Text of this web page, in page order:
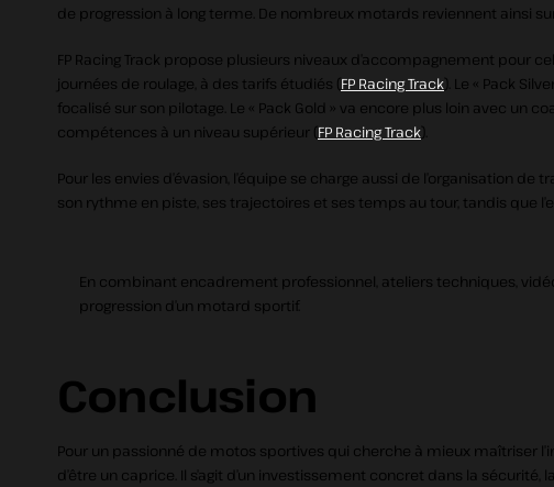
de progression à long terme. De nombreux motards reviennent ainsi
FP Racing Track propose plusieurs niveaux d’accompagnement pour
journées de roulage, à des tarifs étudiés (FP Racing Track). Le « Pack
focalisé sur son pilotage. Le « Pack Gold » va encore plus loin avec
compétences à un niveau supérieur (FP Racing Track).
Pour les envies d’évasion, l’équipe se charge aussi de l’organisation
son rythme en piste, ses trajectoires et ses temps au tour, tandis que
En combinant encadrement professionnel, ateliers techniques,
progression d’un motard sportif.
Conclusion
Pour un passionné de motos sportives qui cherche à mieux maîtriser
d’être un caprice. Il s’agit d’un investissement concret dans la